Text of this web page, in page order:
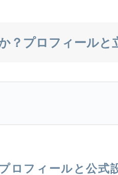
？プロフィールと
ロフィールと公式